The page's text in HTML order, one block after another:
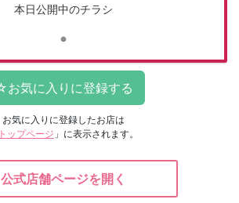
本日公開中のチラシ
お気に入りに登録したお店は
トップページ 」に表示されます。
公式店舗ページを開く